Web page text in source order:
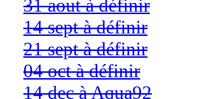
31 aout à définir
14 sept à définir
21 sept à définir
04 oct à définir
14 dec à Aqua92